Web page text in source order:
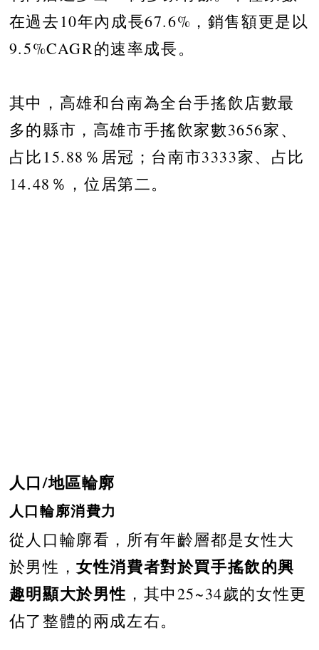
在過去10年內成長67.6%，銷售額更是以
9.5%CAGR的速率成長。
其中，高雄和台南為全台手搖飲店數最
多的縣市，高雄市手搖飲家數3656家、
占比15.88％居冠；台南市3333家、占比
14.48％，位居第二。
人口/地區輪廓
人口輪廓消費力
從人口輪廓看，所有年齡層都是女性大
於男性，女性消費者對於買手搖飲的興
趣明顯大於男性 ，其中25~34歲的女性更
佔了整體的兩成左右。